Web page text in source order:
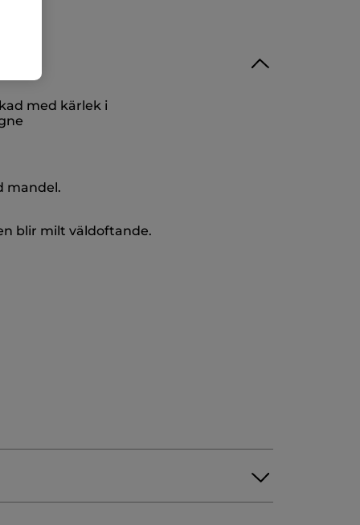
med kärlek i
mandel.
blir milt väldoftande.